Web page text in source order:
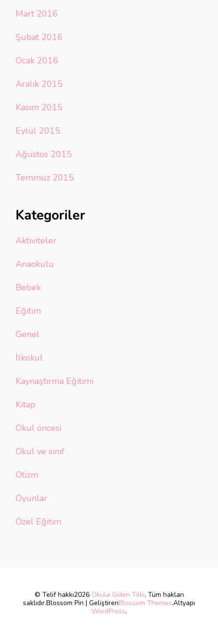
Mart 2016
Şubat 2016
Ocak 2016
Aralık 2015
Kasım 2015
Eylül 2015
Ağustos 2015
Temmuz 2015
Kategoriler
Aktiviteler
Anaokulu
Bebek
Eğitim
Genel
İlkokul
Kaynaştırma Eğitimi
Kitap
Okul öncesi
Okul ve sınıf
Otizm
Oyunlar
Özel Eğitim
© Telif hakkı2026 Okula Giden Tilki. Tüm hakları
saklıdır.Blossom Pin | GeliştirenBlossom Themes.Altyapı
WordPress.